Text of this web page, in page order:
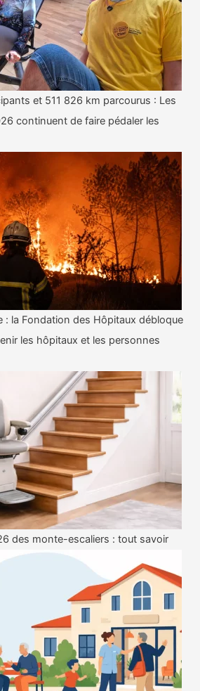
et 511 826 km parcourus : Les
continuent de faire pédaler les
: la Fondation des Hôpitaux débloque
les hôpitaux et les personnes
des monte-escaliers : tout savoir